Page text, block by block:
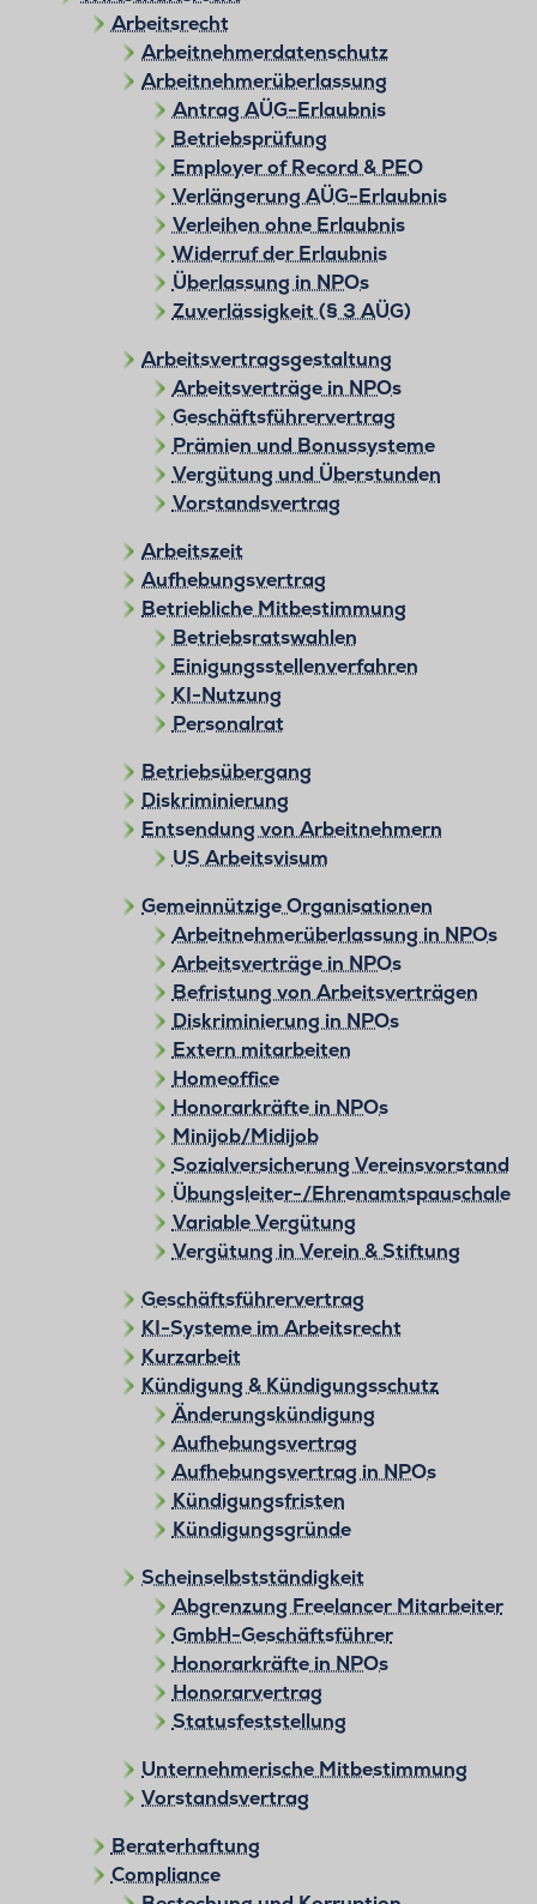
Arbeitsrecht
Arbeitnehmerdatenschutz
Arbeitnehmerüberlassung
Antrag AÜG-Erlaubnis
Betriebsprüfung
Employer of Record & PEO
Verlängerung AÜG-Erlaubnis
Verleihen ohne Erlaubnis
Widerruf der Erlaubnis
Überlassung in NPOs
Zuverlässigkeit (§ 3 AÜG)
Arbeitsvertragsgestaltung
Arbeitsverträge in NPOs
Geschäftsführervertrag
Prämien und Bonussysteme
Vergütung und Überstunden
Vorstandsvertrag
Arbeitszeit
Aufhebungsvertrag
Betriebliche Mitbestimmung
Betriebsratswahlen
Einigungsstellenverfahren
KI-Nutzung
Personalrat
Betriebsübergang
Diskriminierung
Entsendung von Arbeitnehmern
US Arbeitsvisum
Gemeinnützige Organisationen
Arbeitnehmerüberlassung in NPOs
Arbeitsverträge in NPOs
Befristung von Arbeitsverträgen
Diskriminierung in NPOs
Extern mitarbeiten
Homeoffice
Honorarkräfte in NPOs
Minijob/Midijob
Sozialversicherung Vereinsvorstand
Übungsleiter-/Ehrenamtspauschale
Variable Vergütung
Vergütung in Verein & Stiftung
Geschäftsführervertrag
KI-Systeme im Arbeitsrecht
Kurzarbeit
Kündigung & Kündigungsschutz
Änderungskündigung
Aufhebungsvertrag
Aufhebungsvertrag in NPOs
Kündigungsfristen
Kündigungsgründe
Scheinselbstständigkeit
Abgrenzung Freelancer Mitarbeiter
GmbH-Geschäftsführer
Honorarkräfte in NPOs
Honorarvertrag
Statusfeststellung
Unternehmerische Mitbestimmung
Vorstandsvertrag
Beraterhaftung
Compliance